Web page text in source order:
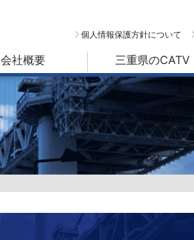
個人情報保護方針について
会社概要 三重県のCATV